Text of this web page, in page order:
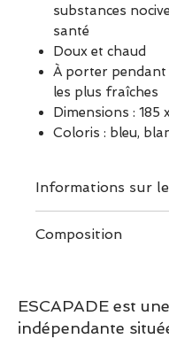
substances
santé
Doux et chaud
À porter pendant
les plus fraîches
Dimensions : 185
Coloris : bleu,
Informations sur
sa douceur
sa légèreté
agréable à porter
Composition
ESCAPADE est
indépendante